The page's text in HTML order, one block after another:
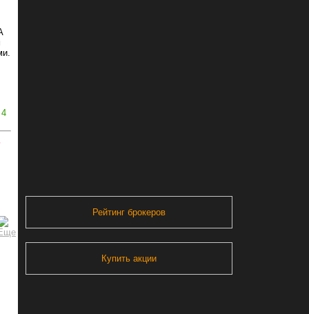
4
Рейтинг брокеров
Купить акции